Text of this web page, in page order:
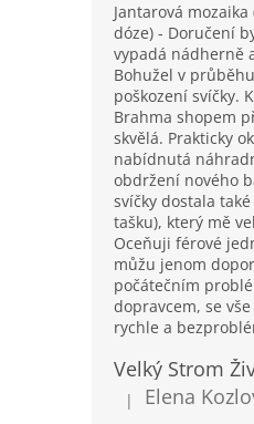
Jantarová
dóze) - Doručení
vypadá nádherně
Bohužel v
poškození svíčky.
Brahma shopem
skvělá. Prakticky
nabídnutá
obdržení nového
svíčky dostala
tašku), který mě
Oceňuji férové
můžu jenom
počátečním
dopravcem, se
rychle a
Hodnocení
| Elena